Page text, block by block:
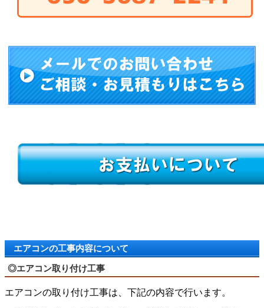
エアコンの工事内容について
◎エアコン取り付け工事
エアコンの取り付け工事は、下記の内容で行います。